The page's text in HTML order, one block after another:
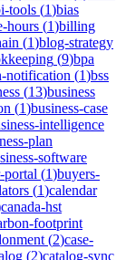
tools (1)bias
hours (1)billing
(1)blog-strategy
(9)bpa
notification (1)bss
(13)business
(1)business-case
intelligence
plan
software
portal (1)buyers-
(1)calendar
canada-hst
footprint
(2)case-
(2)catalog-sync